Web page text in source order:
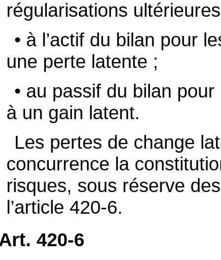
régularisations
• à l’actif du bilan pour
une perte latente ;
• au passif du bilan
à un gain latent.
Les pertes de change
concurrence la
risques, sous réserve
l’article 420-6.
420-6